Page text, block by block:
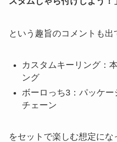
という趣旨のコメントも出
カスタムキーリング：
ング
ボーロっち3：パッケ
チェーン
をセットで楽しむ想定にな